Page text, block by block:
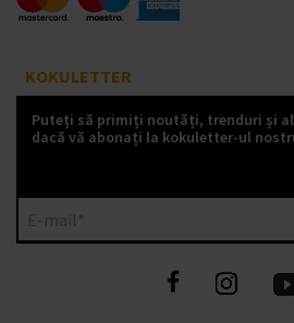
KOKULETTER
Puteți să primiți noutăți, trenduri și
dacă vă abonați la kokuletter-ul